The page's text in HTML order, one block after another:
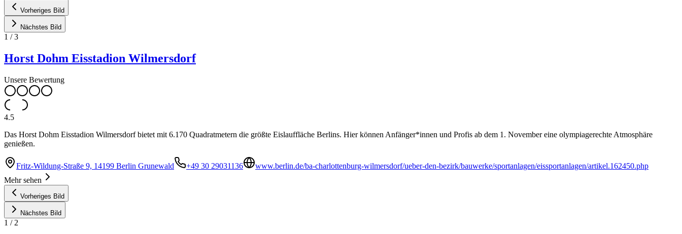
Vorheriges Bild
Nächstes Bild
1 /3
Horst Dohm Eisstadion Wilmersdorf
Unsere Bewertung
4.5
Das Horst Dohm Eisstadion Wilmersdorf bietet mit 6.170 Quadratmetern die größte Eislauffläche Berlins. Hier können Anfänger*innen und Profis ab dem 1. November eine olympiagerechte Atmosphäre
genießen.
Fritz-Wildung-Straße 9, 14199 Berlin Grunewald +49 30 29031136
www.berlin.de/ba-charlottenburg-wilmersdorf/ueber-den-bezirk/bauwerke/sportanlagen/eissportanlagen/artikel.162450.php
Mehr sehen
Vorheriges Bild
Nächstes Bild
1 / 2